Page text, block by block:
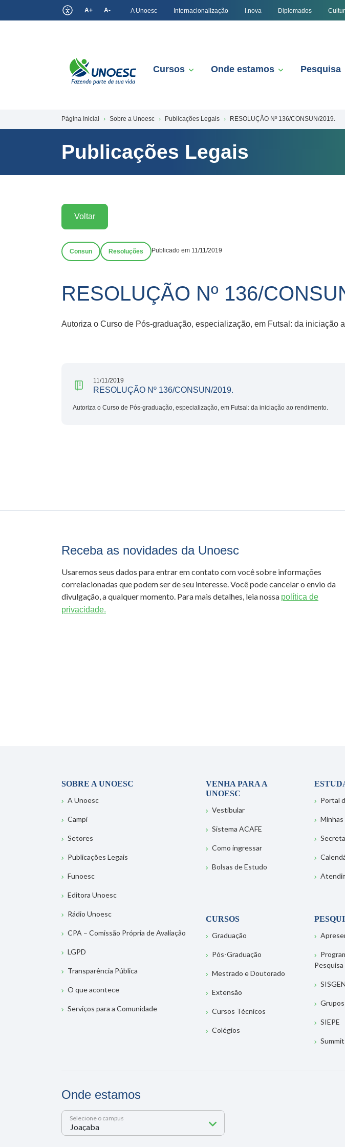
A+ A- A Unoesc Internacionalização I.nova Diplomados
Cursos Onde estamos Pesquisa
Página Inicial Sobre a Unoesc Publicações Legais RESOLUÇÃO Nº 136/CONSUN/2019.
Publicações Legais
Voltar
Consun Resoluções Publicado em 11/11/2019
RESOLUÇÃO Nº 136/
Autoriza o Curso de Pós-graduação, especialização, em Futsal: da iniciação
11/11/2019
RESOLUÇÃO Nº 136/CONSUN/2019.
Autoriza o Curso de Pós-graduação, especialização, em Futsal: da iniciação ao rendimento.
Receba as novidades da Unoesc
Usaremos seus dados para entrar em contato com você sobre informações
correlacionadas que podem ser de seu interesse. Você pode cancelar o envio da
divulgação, a qualquer momento. Para mais detalhes, leia nossa política de
privacidade.
SOBRE A UNOESC
A Unoesc
Campi
Setores
Publicações Legais
Funoesc
Editora Unoesc
Rádio Unoesc
CPA – Comissão Própria de Avaliação
LGPD
Transparência Pública
O que acontece
Serviços para a Comunidade
VENHA PARA A
UNOESC
Vestibular
Sistema ACAFE
Como ingressar
Bolsas de Estudo
Portal
CURSOS
Graduação
Pós-Graduação
Mestrado e Doutorado
Extensão
Cursos Técnicos
Colégios
Pesquisa
SISGEN
SIEPE
Summit
Onde estamos
Selecione o campus